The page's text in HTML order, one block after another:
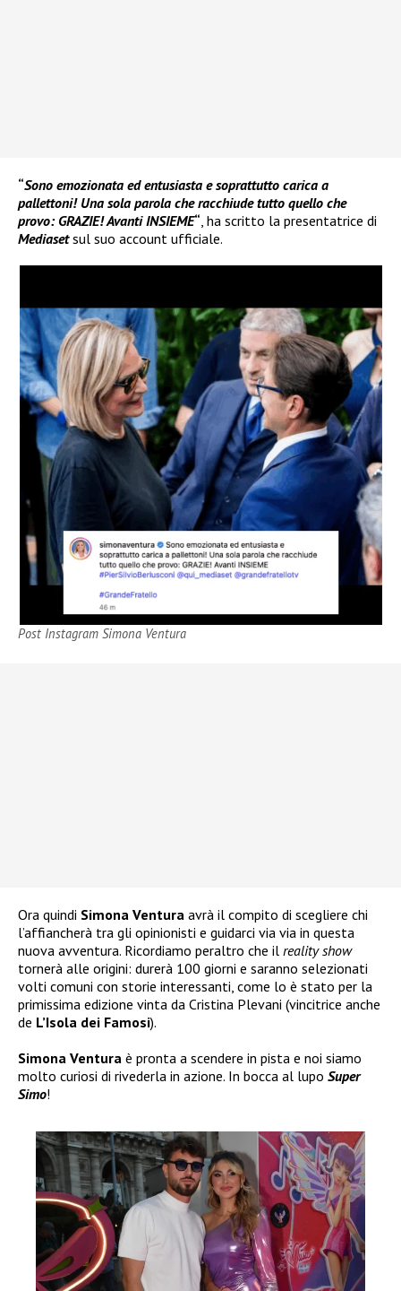
“Sono emozionata ed entusiasta e soprattutto carica a
pallettoni! Una sola parola che racchiude tutto quello che
provo: GRAZIE! Avanti INSIEME“, ha scritto la presentatrice di
Mediasetsul suo account ufficiale.
Post Instagram Simona Ventura
Ora quindi Simona Ventura avrà il compito di scegliere chi
l’affiancherà tra gli opinionisti e guidarci via via in questa
nuova avventura. Ricordiamo peraltro che il reality show
tornerà alle origini: durerà 100 giorni e saranno selezionati
volti comuni con storie interessanti, come lo è stato per la
primissima edizione vinta da Cristina Plevani (vincitrice anche
de L’Isola dei Famosi).
Simona Ventura è pronta a scendere in pista e noi siamo
molto curiosi di rivederla in azione. In bocca al lupo Super
Simo!